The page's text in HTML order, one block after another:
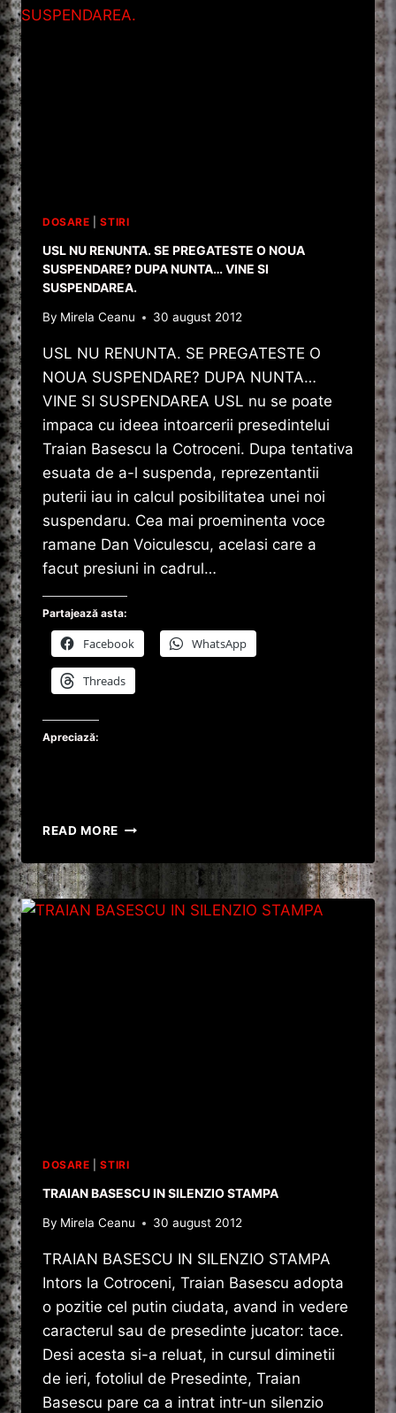
DOSARE |STIRI
USL NU RENUNTA. SE PREGATESTE O NOUA
SUSPENDARE? DUPA NUNTA… VINE SI
SUSPENDAREA.
By Mirela Ceanu 30 august 2012
USL NU RENUNTA. SE PREGATESTE O
NOUA SUSPENDARE? DUPA NUNTA…
VINE SI SUSPENDAREA USL nu se poate
impaca cu ideea intoarcerii presedintelui
Traian Basescu la Cotroceni. Dupa tentativa
esuata de a-l suspenda, reprezentantii
puterii iau in calcul posibilitatea unei noi
suspendaru. Cea mai proeminenta voce
ramane Dan Voiculescu, acelasi care a
facut presiuni in cadrul…
Partajează asta:
Facebook WhatsApp
Threads
Apreciază:
READ MORE USL
RENUNTA.
SE
PREGATESTE
O
DOSARE |STIRI
TRAIAN BASESCU IN SILENZIO STAMPA
By Mirela Ceanu 30 august 2012
TRAIAN BASESCU IN SILENZIO STAMPA
Intors la Cotroceni, Traian Basescu adopta
o pozitie cel putin ciudata, avand in vedere
caracterul sau de presedinte jucator: tace.
Desi acesta si-a reluat, in cursul diminetii
de ieri, fotoliul de Presedinte, Traian
Basescu pare ca a intrat intr-un silenzio